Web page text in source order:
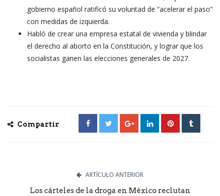
gobierno español ratificó su voluntad de “acelerar el paso”
con medidas de izquierda.
Habló de crear una empresa estatal de vivienda y blindar
el derecho al aborto en la Constitución, y lograr que los
socialistas ganen las elecciones generales de 2027.
Compartir
ARTÍCULO ANTERIOR
Los cárteles de la droga en México reclutan